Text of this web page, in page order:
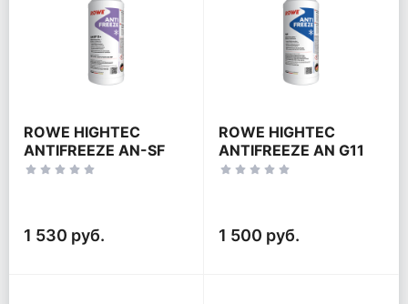
ROWE HIGHTEC
ANTIFREEZE AN-SF
G12+
1 530 руб.
ROWE HIGHTEC
ANTIFREEZE AN G11
1 500 руб.